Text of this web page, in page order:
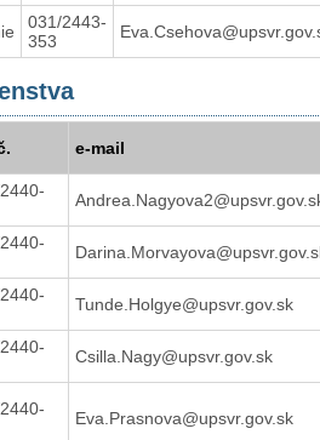
031/2443-
353
e-mail
Tunde.Holgye@upsvr.gov.sk
Csilla.Nagy@upsvr.gov.sk
Eva.Prasnova@upsvr.gov.sk